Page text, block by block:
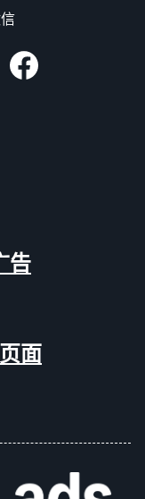
告
面